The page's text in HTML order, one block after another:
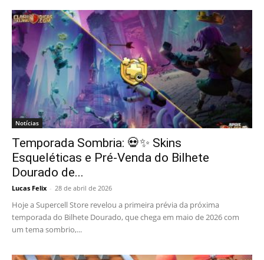
Notícias
Temporada Sombria: 💀✨ Skins
Esqueléticas e Pré-Venda do Bilhete
Dourado de...
Lucas Felix - 28 de abril de 2026
Hoje a Supercell Store revelou a primeira prévia da próxima
temporada do Bilhete Dourado, que chega em maio de 2026 com
um tema sombrio,...